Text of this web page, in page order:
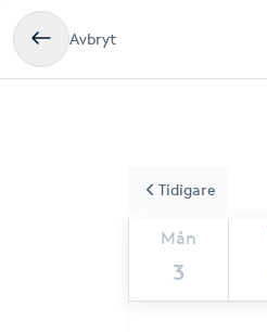
Avbryt
Mån
3
Tidigare